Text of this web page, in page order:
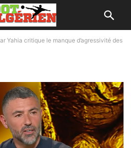
Yahia critique le manque d’agressivité des